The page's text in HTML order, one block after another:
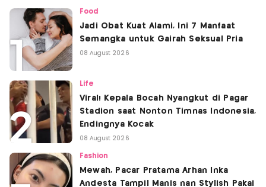
Food
Jadi Obat Kuat Alami, Ini 7 Manfaat
Semangka untuk Gairah Seksual Pria
08 August 2026
Life
Viral! Kepala Bocah Nyangkut di Pagar
Stadion saat Nonton Timnas Indonesia,
Endingnya Kocak
08 August 2026
Fashion
Mewah, Pacar Pratama Arhan Inka
Andesta Tampil Manis nan Stylish Pakai